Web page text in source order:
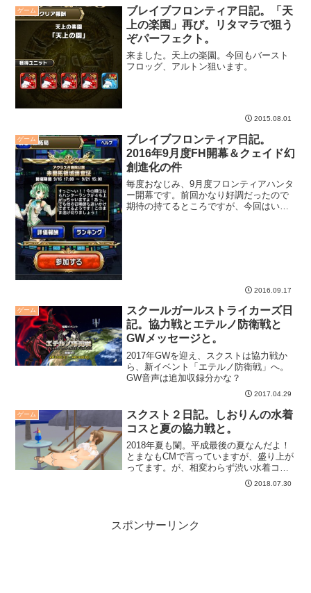
ゲーム
ブレイブフロンティア日記。「天
上の楽園」再び。リタマラで狙う
ぞパーフェクト。
来ました。天上の楽園。今回もバースト
フロッグ、アルトン狙います。
2015.08.01
ゲーム
ブレイブフロンティア日記。
2016年9月度FH開幕＆クェイド幻
創進化の件
毎度おなじみ、9月度フロンティアハンタ
ー開幕です。前回かなり好調だったので
期待の持てるところですが、今回はいか
2016.09.17
ゲーム
スクールガールストライカーズ日
記。協力戦とエテルノ防衛戦と
GWメッセージと。
2017年GWを迎え、スクストは協力戦か
ら、新イベント「エテルノ防衛戦」へ。
GW音声は追加収録分かな？
2017.04.29
ゲーム
スクスト２日記。しおりんの水着
コスと夏の協力戦と。
2018年夏も闌。平成最後の夏なんだよ！
とまなもCMで言っていますが、盛り上が
ってます。が、相変わらず渋い水着コ
ス、今年もしおりんで決定です。そして
2018.07.30
スポンサーリンク